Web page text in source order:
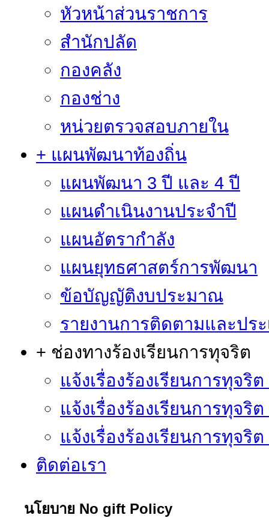
หัวหน้าส่วนราชการ
สำนักปลัด
กองคลัง
กองช่าง
หน่วยตรวจสอบภายใน
+ แผนพัฒนาท้องถิ่น
แผนพัฒนา 3 ปี และ 4 ปี
แผนดำเนินงานประจำปี
แผนอัตรากำลัง
แผนยุทธศาสตร์การพัฒนา
ข้อบัญญัติงบประมาณ
รายงานการติดตามและปร
+ ช่องทางร้องเรียนการทุจริต
แจ้งเรื่องร้องเรียนการทุจริ
แจ้งเรื่องร้องเรียนการทุจริ
แจ้งเรื่องร้องเรียนการทุจริ
ติดต่อเรา
นโยบาย No gift Policy